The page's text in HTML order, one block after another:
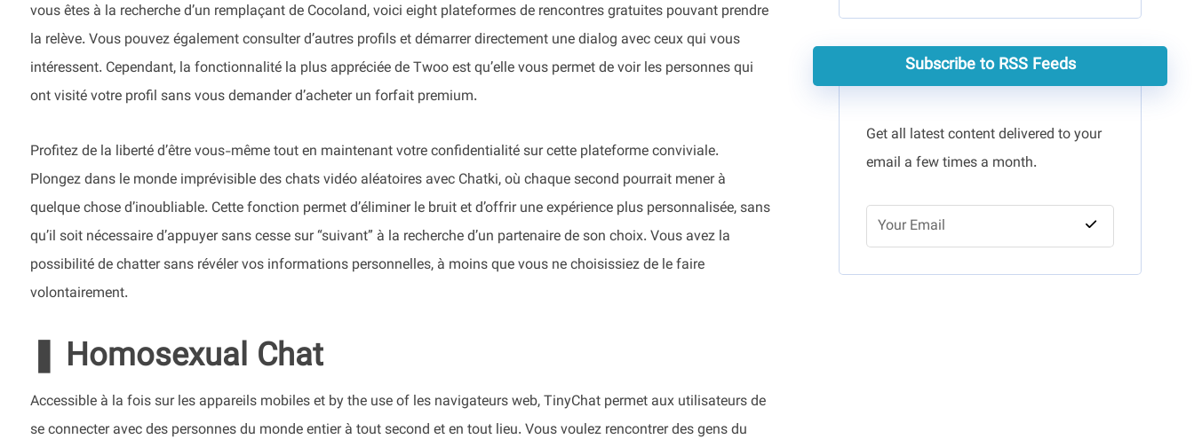
vous êtes à la recherche d’un remplaçant de Cocoland, voici eight plateformes de rencontres gratuites pouvant prendre
la relève. Vous pouvez également consulter d’autres profils et démarrer directement une dialog avec ceux qui vous
intéressent. Cependant, la fonctionnalité la plus appréciée de Twoo est qu’elle vous permet de voir les personnes qui
ont visité votre profil sans vous demander d’acheter un forfait premium.
Profitez de la liberté d’être vous-même tout en maintenant votre confidentialité sur cette plateforme conviviale.
Plongez dans le monde imprévisible des chats vidéo aléatoires avec Chatki, où chaque second pourrait mener à
quelque chose d’inoubliable. Cette fonction permet d’éliminer le bruit et d’offrir une expérience plus personnalisée, sans
qu’il soit nécessaire d’appuyer sans cesse sur “suivant” à la recherche d’un partenaire de son choix. Vous avez la
possibilité de chatter sans révéler vos informations personnelles, à moins que vous ne choisissiez de le faire
volontairement.
❚ Homosexual Chat
Accessible à la fois sur les appareils mobiles et by the use of les navigateurs web, TinyChat permet aux utilisateurs de
se connecter avec des personnes du monde entier à tout second et en tout lieu. Vous voulez rencontrer des gens du
Subscribe to RSS Feeds
Get all latest content delivered to your
email a few times a month.